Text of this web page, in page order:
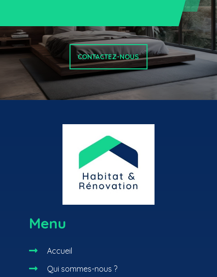
CONTACTEZ-NOUS
Menu
 Accueil
 Qui sommes-nous ?